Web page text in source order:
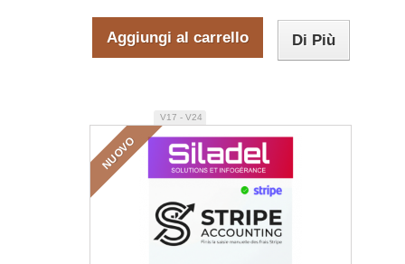
Aggiungi al carrello Di Più
NUOVO
V17 - V24